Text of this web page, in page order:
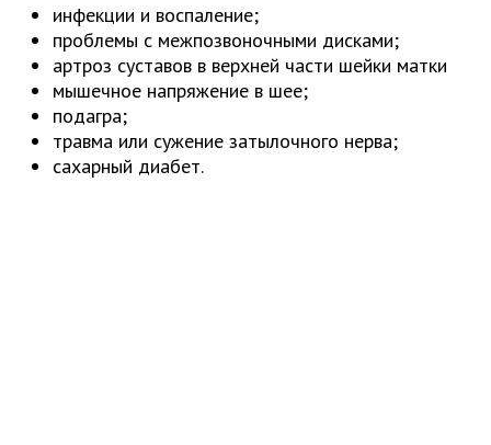
инфекции и воспаление;
проблемы с межпозвоночными дисками;
артроз суставов в верхней части шейки матки
мышечное напряжение в шее;
подагра;
травма или сужение затылочного нерва;
сахарный диабет.